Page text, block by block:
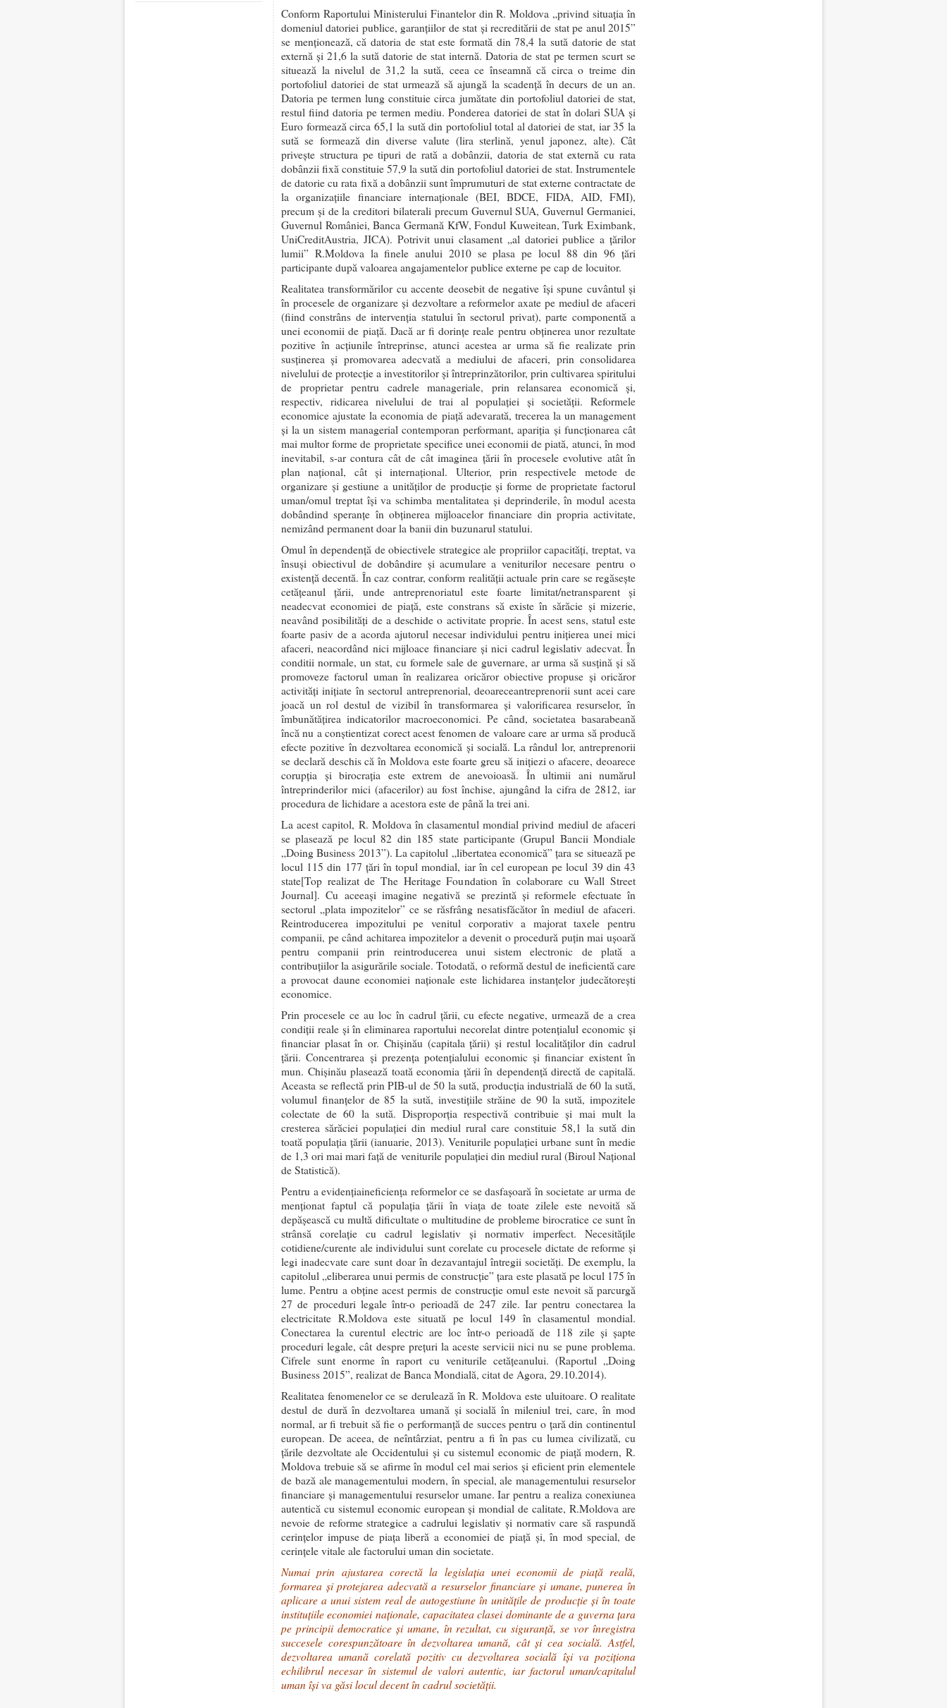
Conform Raportului Ministerului Finantelor din R. Moldova „privind situaţia în
domeniul datoriei publice, garanţiilor de stat şi recreditării de stat pe anul 2015”
se menţionează, că datoria de stat este formată din 78,4 la sută datorie de stat
externă şi 21,6 la sută datorie de stat internă. Datoria de stat pe termen scurt se
situează la nivelul de 31,2 la sută, ceea ce înseamnă că circa o treime din
portofoliul datoriei de stat urmează să ajungă la scadenţă în decurs de un an.
Datoria pe termen lung constituie circa jumătate din portofoliul datoriei de stat,
restul fiind datoria pe termen mediu. Ponderea datoriei de stat în dolari SUA şi
Euro formează circa 65,1 la sută din portofoliul total al datoriei de stat, iar 35 la
sută se formează din diverse valute (lira sterlină, yenul japonez, alte). Cât
privește structura pe tipuri de rată a dobânzii, datoria de stat externă cu rata
dobânzii fixă constituie 57,9 la sută din portofoliul datoriei de stat. Instrumentele
de datorie cu rata fixă a dobânzii sunt împrumuturi de stat externe contractate de
la organizaţiile financiare internaţionale (BEI, BDCE, FIDA, AID, FMI),
precum şi de la creditori bilaterali precum Guvernul SUA, Guvernul Germaniei,
Guvernul României, Banca Germană KfW, Fondul Kuweitean, Turk Eximbank,
UniCreditAustria, JICA). Potrivit unui clasament „al datoriei publice a ţărilor
lumii” R.Moldova la finele anului 2010 se plasa pe locul 88 din 96 ţări
participante după valoarea angajamentelor publice externe pe cap de locuitor.
Realitatea transformărilor cu accente deosebit de negative îşi spune cuvântul şi
în procesele de organizare şi dezvoltare a reformelor axate pe mediul de afaceri
(fiind constrâns de intervenţia statului în sectorul privat), parte componentă a
unei economii de piaţă. Dacă ar fi dorinţe reale pentru obţinerea unor rezultate
pozitive în acţiunile întreprinse, atunci acestea ar urma să fie realizate prin
susţinerea şi promovarea adecvată a mediului de afaceri, prin consolidarea
nivelului de protecţie a investitorilor şi întreprinzătorilor, prin cultivarea spiritului
de proprietar pentru cadrele manageriale, prin relansarea economică şi,
respectiv, ridicarea nivelului de trai al populaţiei şi societăţii. Reformele
economice ajustate la economia de piaţă adevarată, trecerea la un management
şi la un sistem managerial contemporan performant, apariţia şi funcţionarea cât
mai multor forme de proprietate specifice unei economii de piată, atunci, în mod
inevitabil, s-ar contura cât de cât imaginea ţării în procesele evolutive atât în
plan naţional, cât şi internaţional. Ulterior, prin respectivele metode de
organizare şi gestiune a unităţilor de producţie şi forme de proprietate factorul
uman/omul treptat îşi va schimba mentalitatea şi deprinderile, în modul acesta
dobândind speranţe în obţinerea mijloacelor financiare din propria activitate,
nemizând permanent doar la banii din buzunarul statului.
Omul în dependenţă de obiectivele strategice ale propriilor capacităţi, treptat, va
însuşi obiectivul de dobândire şi acumulare a veniturilor necesare pentru o
existenţă decentă. În caz contrar, conform realităţii actuale prin care se regăseşte
cetăţeanul ţării, unde antreprenoriatul este foarte limitat/netransparent şi
neadecvat economiei de piaţă, este constrans să existe în sărăcie şi mizerie,
neavând posibilităţi de a deschide o activitate proprie. În acest sens, statul este
foarte pasiv de a acorda ajutorul necesar individului pentru iniţierea unei mici
afaceri, neacordând nici mijloace financiare şi nici cadrul legislativ adecvat. În
conditii normale, un stat, cu formele sale de guvernare, ar urma să susţină şi să
promoveze factorul uman în realizarea oricăror obiective propuse şi oricăror
activităţi iniţiate în sectorul antreprenorial, deoareceantreprenorii sunt acei care
joacă un rol destul de vizibil în transformarea și valorificarea resurselor, în
îmbunătăţirea indicatorilor macroeconomici. Pe când, societatea basarabeană
încă nu a conştientizat corect acest fenomen de valoare care ar urma să producă
efecte pozitive în dezvoltarea economică şi socială. La rândul lor, antreprenorii
se declară deschis că în Moldova este foarte greu să iniţiezi o afacere, deoarece
corupţia şi birocraţia este extrem de anevoioasă. În ultimii ani numărul
întreprinderilor mici (afacerilor) au fost închise, ajungând la cifra de 2812, iar
procedura de lichidare a acestora este de până la trei ani.
La acest capitol, R. Moldova în clasamentul mondial privind mediul de afaceri
se plasează pe locul 82 din 185 state participante (Grupul Bancii Mondiale
„Doing Business 2013”). La capitolul „libertatea economică” ţara se situează pe
locul 115 din 177 ţări în topul mondial, iar în cel european pe locul 39 din 43
state[Top realizat de The Heritage Foundation în colaborare cu Wall Street
Journal]. Cu aceeaşi imagine negativă se prezintă şi reformele efectuate în
sectorul „plata impozitelor” ce se răsfrâng nesatisfăcător în mediul de afaceri.
Reintroducerea impozitului pe venitul corporativ a majorat taxele pentru
companii, pe când achitarea impozitelor a devenit o procedură puţin mai ușoară
pentru companii prin reintroducerea unui sistem electronic de plată a
contribuțiilor la asigurările sociale. Totodată, o reformă destul de ineficientă care
a provocat daune economiei naţionale este lichidarea instanţelor judecătoreşti
economice.
Prin procesele ce au loc în cadrul ţării, cu efecte negative, urmează de a crea
condiţii reale şi în eliminarea raportului necorelat dintre potenţialul economic şi
financiar plasat în or. Chişinău (capitala ţării) şi restul localităţilor din cadrul
ţării. Concentrarea şi prezenţa potenţialului economic şi financiar existent în
mun. Chişinău plasează toată economia ţării în dependenţă directă de capitală.
Aceasta se reflectă prin PIB-ul de 50 la sută, producţia industrială de 60 la sută,
volumul finanţelor de 85 la sută, investiţiile străine de 90 la sută, impozitele
colectate de 60 la sută. Disproporţia respectivă contribuie şi mai mult la
cresterea sărăciei populaţiei din mediul rural care constituie 58,1 la sută din
toată populaţia ţării (ianuarie, 2013). Veniturile populaţiei urbane sunt în medie
de 1,3 ori mai mari faţă de veniturile populaţiei din mediul rural (Biroul Naţional
de Statistică).
Pentru a evidenţiaineficienţa reformelor ce se dasfaşoară în societate ar urma de
menţionat faptul că populaţia ţării în viaţa de toate zilele este nevoită să
depăşească cu multă dificultate o multitudine de probleme birocratice ce sunt în
strânsă corelaţie cu cadrul legislativ şi normativ imperfect. Necesităţile
cotidiene/curente ale individului sunt corelate cu procesele dictate de reforme şi
legi inadecvate care sunt doar în dezavantajul întregii societăţi. De exemplu, la
capitolul „eliberarea unui permis de construcţie” ţara este plasată pe locul 175 în
lume. Pentru a obţine acest permis de construcţie omul este nevoit să parcurgă
27 de proceduri legale într-o perioadă de 247 zile. Iar pentru conectarea la
electricitate R.Moldova este situată pe locul 149 în clasamentul mondial.
Conectarea la curentul electric are loc într-o perioadă de 118 zile şi șapte
proceduri legale, cât despre preţuri la aceste servicii nici nu se pune problema.
Cifrele sunt enorme în raport cu veniturile cetăţeanului. (Raportul „Doing
Business 2015”, realizat de Banca Mondială, citat de Agora, 29.10.2014).
Realitatea fenomenelor ce se derulează în R. Moldova este uluitoare. O realitate
destul de dură în dezvoltarea umană şi socială în mileniul trei, care, în mod
normal, ar fi trebuit să fie o performanţă de succes pentru o ţară din continentul
european. De aceea, de neîntârziat, pentru a fi în pas cu lumea civilizată, cu
ţările dezvoltate ale Occidentului şi cu sistemul economic de piaţă modern, R.
Moldova trebuie să se afirme în modul cel mai serios şi eficient prin elementele
de bază ale managementului modern, în special, ale managementului resurselor
financiare şi managementului resurselor umane. Iar pentru a realiza conexiunea
autentică cu sistemul economic european şi mondial de calitate, R.Moldova are
nevoie de reforme strategice a cadrului legislativ şi normativ care să raspundă
cerinţelor impuse de piaţa liberă a economiei de piaţă şi, în mod special, de
cerinţele vitale ale factorului uman din societate.
Numai prin ajustarea corectă la legislaţia unei economii de piaţă reală,
formarea şi protejarea adecvată a resurselor financiare şi umane, punerea în
aplicare a unui sistem real de autogestiune în unităţile de producţie şi în toate
instituţiile economiei naţionale, capacitatea clasei dominante de a guverna ţara
pe principii democratice şi umane, în rezultat, cu siguranţă, se vor înregistra
succesele corespunzătoare în dezvoltarea umană, cât şi cea socială. Astfel,
dezvoltarea umană corelată pozitiv cu dezvoltarea socială îşi va poziţiona
echilibrul necesar în sistemul de valori autentic, iar factorul uman/capitalul
uman îşi va găsi locul decent în cadrul societăţii.